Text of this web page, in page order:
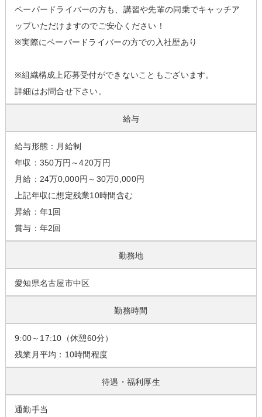
ペーパードライバーの方も、講習や先輩の同乗でキャッチア
ップいただけますのでご安心ください！
※実際にペーパードライバーの方での入社歴あり
※組織構成上応募受付ができないこともございます。
詳細はお問合せ下さい。
給与
給与形態：月給制
年収：350万円～420万円
月給：24万0,000円～30万0,000円
上記年収に想定残業10時間含む
昇給：年1回
賞与：年2回
勤務地
愛知県名古屋市中区
勤務時間
9:00～17:10（休憩60分）
残業月平均：10時間程度
待遇・福利厚生
通勤手当